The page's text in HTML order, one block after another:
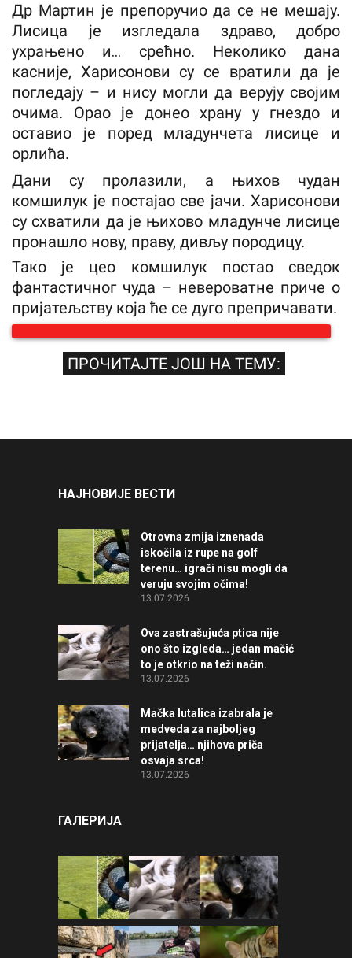
Др Мартин је препоручио да се не мешају.
Лисица је изгледала здраво, добро
ухрањено и… срећно. Неколико дана
касније, Харисонови су се вратили да је
погледају – и нису могли да верују својим
очима. Орао је донео храну у гнездо и
оставио је поред младунчета лисице и
орлића.
Дани су пролазили, а њихов чудан
комшилук је постајао све јачи. Харисонови
су схватили да је њихово младунче лисице
пронашло нову, праву, дивљу породицу.
Тако је цео комшилук постао сведок
фантастичног чуда – невероватне приче о
пријатељству која ће се дуго препричавати.
ПРОЧИТАЈТЕ ЈОШ НА ТЕМУ:
НАЈНОВИЈЕ ВЕСТИ
Otrovna zmija iznenada
iskočila iz rupe na golf
terenu… igrači nisu mogli da
veruju svojim očima!
13.07.2026
Ova zastrašujuća ptica nije
ono što izgleda… jedan mačić
to je otkrio na teži način.
13.07.2026
Mačka lutalica izabrala je
medveda za najboljeg
prijatelja… njihova priča
osvaja srca!
13.07.2026
ГАЛЕРИЈА